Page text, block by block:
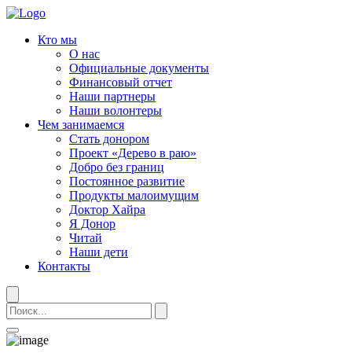
Кто мы
О нас
Официальные документы
Финансовый отчет
Наши партнеры
Наши волонтеры
Чем занимаемся
Стать донором
Проект «Дерево в раю»
Добро без границ
Постоянное развитие
Продукты малоимущим
Доктор Хайра
Я Донор
Читай
Наши дети
Контакты